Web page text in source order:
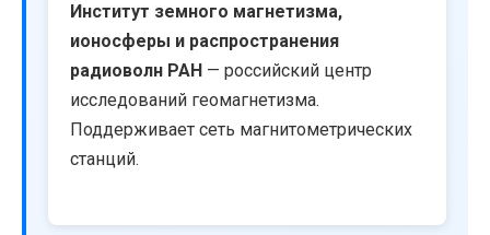
Институт земного магнетизма,
ионосферы и распространения
радиоволн РАН — российский центр
исследований геомагнетизма.
Поддерживает сеть магнитометрических
станций.